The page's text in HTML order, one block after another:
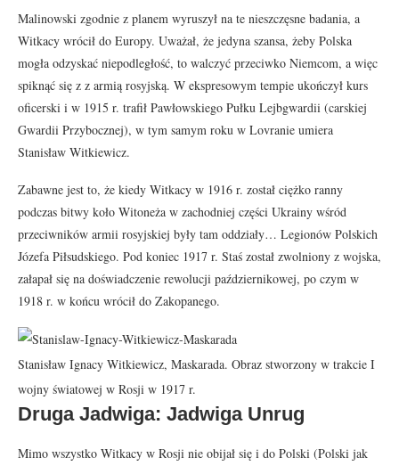
Malinowski zgodnie z planem wyruszył na te nieszczęsne badania, a
Witkacy wrócił do Europy. Uważał, że jedyna szansa, żeby Polska
mogła odzyskać niepodległość, to walczyć przeciwko Niemcom, a więc
spiknąć się z z armią rosyjską. W ekspresowym tempie ukończył kurs
oficerski i w 1915 r. trafił Pawłowskiego Pułku Lejbgwardii (carskiej
Gwardii Przybocznej), w tym samym roku w Lovranie umiera
Stanisław Witkiewicz.
Zabawne jest to, że kiedy Witkacy w 1916 r. został ciężko ranny
podczas bitwy koło Witoneża w zachodniej części Ukrainy wśród
przeciwników armii rosyjskiej były tam oddziały… Legionów Polskich
Józefa Piłsudskiego. Pod koniec 1917 r. Staś został zwolniony z wojska,
załapał się na doświadczenie rewolucji październikowej, po czym w
1918 r. w końcu wrócił do Zakopanego.
Stanisław Ignacy Witkiewicz, Maskarada. Obraz stworzony w trakcie I
wojny światowej w Rosji w 1917 r.
Druga Jadwiga: Jadwiga Unrug
Mimo wszystko Witkacy w Rosji nie obijał się i do Polski (Polski jak